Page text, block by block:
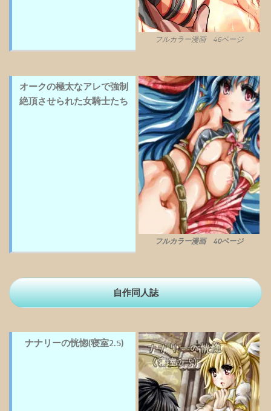
フルカラー漫画 46ページ
オークの極太なアレで強制
絶頂させられた女騎士たち
フルカラー漫画 40ページ
自作同人誌
ナナリーの恍惚(寝室2.5)